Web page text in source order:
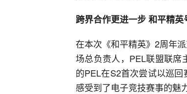
跨界合作更进一步 和平精
在本次《和平精英》2周年
场总负责人，PEL联盟联席
的PEL在S2首次尝试以巡
感受到了电子竞技赛事的魅